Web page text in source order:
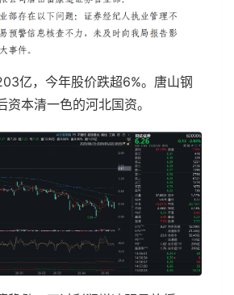
亿，今年股价跌超6%。唐山钢
本清一色的河北国资。